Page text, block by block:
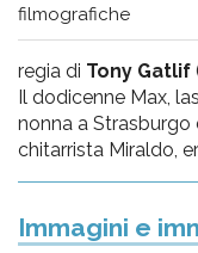
filmografiche
regia di Tony Gatlif
Il dodicenne Max,
nonna a Strasburgo
chitarrista Miraldo,
Immagini e